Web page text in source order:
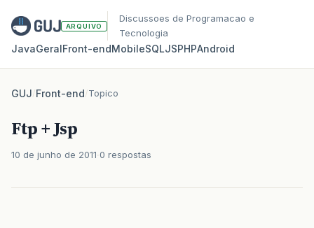
ARQUIVO
Discussoes de Programacao e
Tecnologia
JavaGeralFront‑endMobileSQLJSPHPAndroid
GUJ/Front-end/Topico
Ftp + Jsp
10 de junho de 2011 0 respostas